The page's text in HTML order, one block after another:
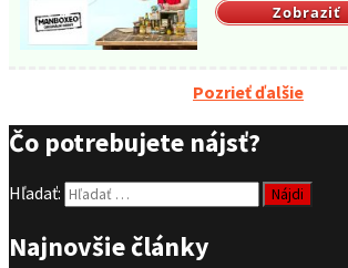
Zobraziť
Pozrieť ďalšie
Čo potrebujete nájsť?
Hľadať:
Najnovšie články